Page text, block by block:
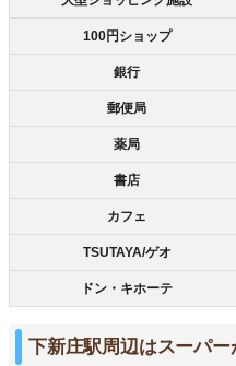
100円ショップ
銀行
郵便局
薬局
書店
カフェ
TSUTAYA/ゲオ
ドン・キホーテ
下新庄駅周辺はスーパ